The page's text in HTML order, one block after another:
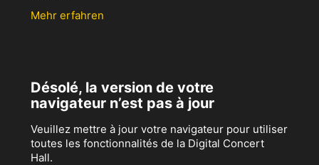
Mehr erfahren
Désolé, la version de votre
navigateur n’est pas à jour
Veuillez mettre à jour votre navigateur pour utiliser
toutes les fonctionnalités de la Digital Concert
Hall.